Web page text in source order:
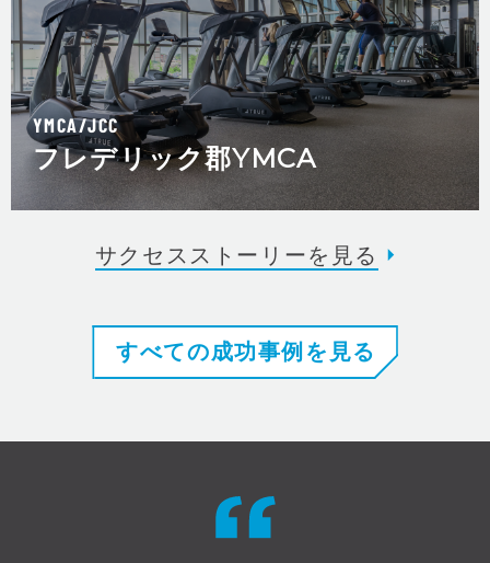
YMCA/JCC
フレデリック郡YMCA
サクセスストーリーを見る
すべての成功事例を見る